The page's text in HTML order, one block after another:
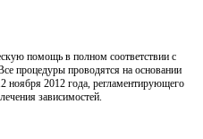
помощь в полном соответствии с
процедуры проводятся на основании
ноября 2012 года, регламентирующего
зависимостей.